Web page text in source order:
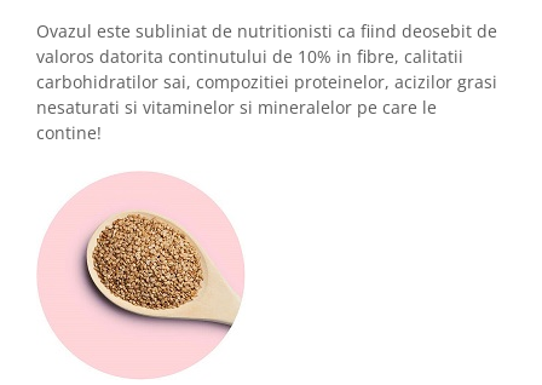
Ovazul este subliniat de nutritionisti ca fiind deosebit de
valoros datorita continutului de 10% in fibre, calitatii
carbohidratilor sai, compozitiei proteinelor, acizilor grasi
nesaturati si vitaminelor si mineralelor pe care le
contine!